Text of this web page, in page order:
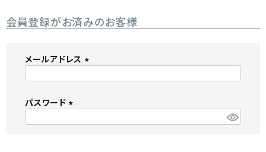
会員登録がお済みのお客様
メールアドレス
パスワード